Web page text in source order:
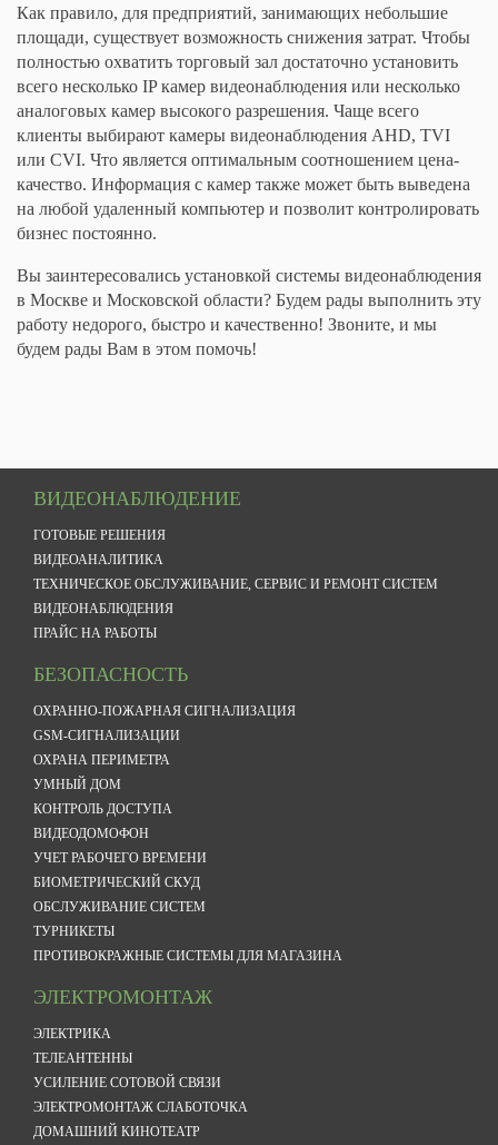
Как правило, для предприятий, занимающих небольшие
площади, существует возможность снижения затрат. Чтобы
полностью охватить торговый зал достаточно установить
всего несколько IP камер видеонаблюдения или несколько
аналоговых камер высокого разрешения. Чаще всего
клиенты выбирают камеры видеонаблюдения AHD, TVI
или CVI. Что является оптимальным соотношением цена-
качество. Информация с камер также может быть выведена
на любой удаленный компьютер и позволит контролировать
бизнес постоянно.
Вы заинтересовались установкой системы видеонаблюдения
в Москве и Московской области? Будем рады выполнить эту
работу недорого, быстро и качественно! Звоните, и мы
будем рады Вам в этом помочь!
ВИДЕОНАБЛЮДЕНИЕ
ГОТОВЫЕ РЕШЕНИЯ
ВИДЕОАНАЛИТИКА
ТЕХНИЧЕСКОЕ ОБСЛУЖИВАНИЕ, СЕРВИС И РЕМОНТ СИСТЕМ
ВИДЕОНАБЛЮДЕНИЯ
ПРАЙС НА РАБОТЫ
БЕЗОПАСНОСТЬ
ОХРАННО-ПОЖАРНАЯ СИГНАЛИЗАЦИЯ
GSM-СИГНАЛИЗАЦИИ
ОХРАНА ПЕРИМЕТРА
УМНЫЙ ДОМ
КОНТРОЛЬ ДОСТУПА
ВИДЕОДОМОФОН
УЧЕТ РАБОЧЕГО ВРЕМЕНИ
БИОМЕТРИЧЕСКИЙ СКУД
ОБСЛУЖИВАНИЕ СИСТЕМ
ТУРНИКЕТЫ
ПРОТИВОКРАЖНЫЕ СИСТЕМЫ ДЛЯ МАГАЗИНА
ЭЛЕКТРОМОНТАЖ
ЭЛЕКТРИКА
ТЕЛЕАНТЕННЫ
УСИЛЕНИЕ СОТОВОЙ СВЯЗИ
ЭЛЕКТРОМОНТАЖ СЛАБОТОЧКА
ДОМАШНИЙ КИНОТЕАТР